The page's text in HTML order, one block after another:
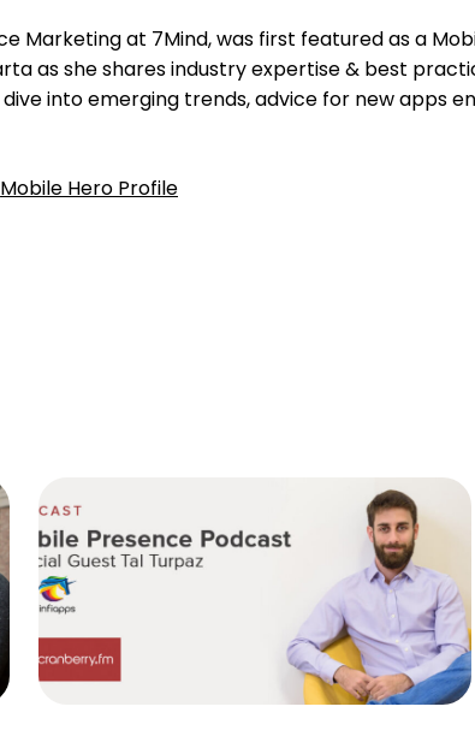
Marketing at 7Mind, was first featured as a
as she shares industry expertise & best
into emerging trends, advice for new apps
Mobile Hero Profile